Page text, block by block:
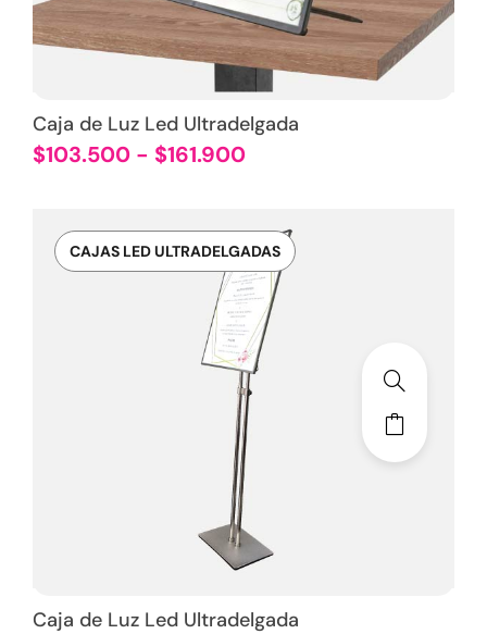
Caja de Luz Led Ultradelgada
$103.500 - $161.900
CAJAS LED ULTRADELGADAS
Caja de Luz Led Ultradelgada